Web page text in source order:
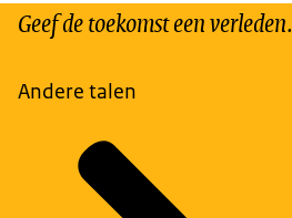
Geef de toekomst een verleden.
Andere talen